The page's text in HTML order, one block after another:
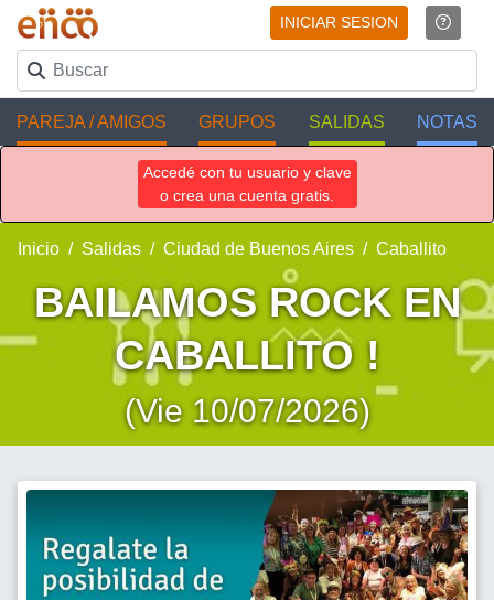
INICIAR SESION
PAREJA / AMIGOS GRUPOS SALIDAS NOTAS
Accedé con tu usuario y clave
o crea una cuenta gratis.
Inicio Salidas Ciudad de Buenos Aires Caballito
BAILAMOS ROCK EN
CABALLITO !
(Vie 10/07/2026)